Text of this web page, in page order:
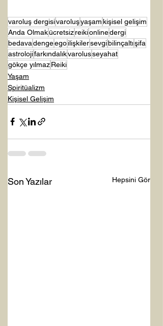
varoluş dergisivaroluşyaşam kişisel gelişim
Anda Olmakücretsizreikionlinedergi
bedavadengeegoilişkilersevgibilinçaltışifa
astrolojifarkındalıkvarolusseyahat
gökçe yılmazReiki
Yaşam
Spiritüalizm
Kişisel Gelişim
Son Yazılar Hepsini Gör